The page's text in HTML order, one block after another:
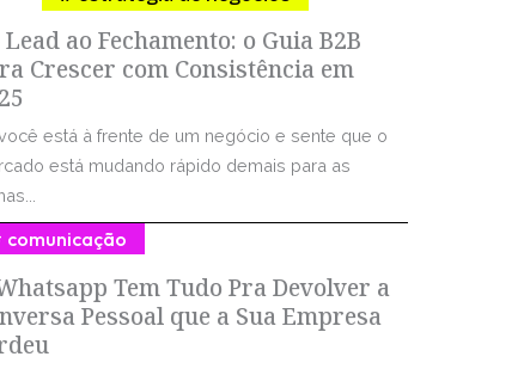
Lead ao Fechamento: o Guia B2B
Crescer com Consistência em
está à frente de um negócio e sente que o
está mudando rápido demais para as
Tem Tudo Pra Devolver a
Pessoal que a Sua Empresa
comunicação